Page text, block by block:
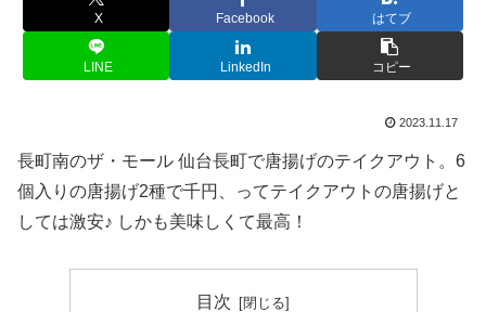
X Facebook はてブ
LINE LinkedIn コピー
2023.11.17
長町南のザ・モール 仙台長町で唐揚げのテイクアウト。6
個入りの唐揚げ2種で千円、ってテイクアウトの唐揚げと
しては激安♪ しかも美味しくて最高！
目次